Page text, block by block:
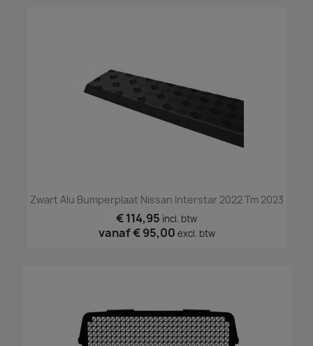
Zwart Alu Bumperplaat Nissan Interstar 2022 Tm 2023
€ 114,95 incl. btw
vanaf€ 95,00 excl. btw